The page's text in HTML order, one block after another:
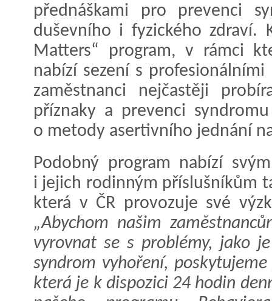
přednáškami pro prevenci
duševního i fyzického zdraví.
Matters“ program, v rámci
nabízí sezení s
zaměstnanci nejčastěji
příznaky a prevenci
o metody asertivního jednání
Podobný program nabízí
i jejich rodinným příslušníkům
která v ČR provozuje své
„Abychom našim
vyrovnat se s problémy, jako
syndrom vyhoření,
která je k dispozici 24 hodin